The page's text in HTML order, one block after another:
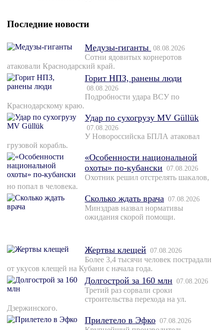
Последние новости
Медузы-гиганты 08.08.2026
Сотни ядовитых корнеротов
атаковали Краснодарский край.
Горит НПЗ, ранены люди
08.08.2026
Подробности удара ВСУ по
Краснодарскому краю.
Удар по сухогрузу MV Güllük
07.08.2026
У Новороссийска БПЛА атаковал
грузовой корабль.
«Особенности национальной
охоты» по-кубански 07.08.2026
Охотник решил отстрелять шакалов,
но попал в человека.
Сколько ждать врача 07.08.2026
Минздрав назвал нормативы
ожидания скорой помощи.
Жертвы клещей 07.08.2026
Более 3,4 тысячи человек пострадали
от укусов клещей на Кубани с начала года.
Долгострой за 160 млн 07.08.2026
Третий раз сорвали сроки
строительства перехода на ул.
Дзержинского.
Прилетело в Эфко 07.08.2026